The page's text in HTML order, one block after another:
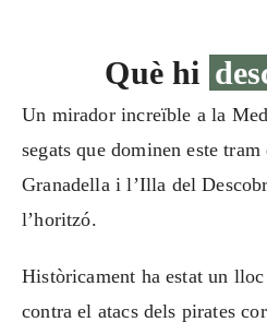
Què hi
Un mirador increïble a la
segats que dominen este
Granadella i l’Illa del
l’horitzó.
Històricament ha estat un
contra el atacs dels pirates